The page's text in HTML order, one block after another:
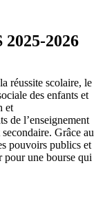
2026
réussite scolaire, le
des enfants et
et
de l’enseignement
Grâce au
pouvoirs publics et
pour une bourse qui